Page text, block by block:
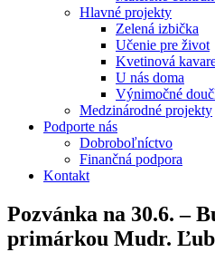
Hlavné projekty
Zelená izbička
Učenie pre život
Kvetinová
U nás doma
Výnimočné
Medzinárodné projekty
Podporte nás
Dobroboľníctvo
Finančná podpora
Kontakt
Pozvánka na 30.6. –
primárkou Mudr.